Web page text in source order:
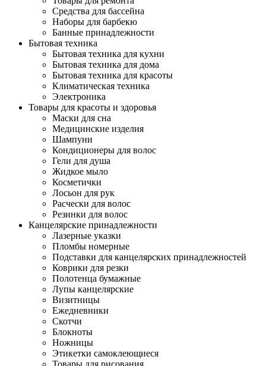
Средства для бассейна
Наборы для барбекю
Банные принадлежности
Бытовая техника
Бытовая техника для кухни
Бытовая техника для дома
Бытовая техника для красоты
Климатическая техника
Электроника
Товары для красоты и здоровья
Маски для сна
Медицинские изделия
Шампуни
Кондиционеры для волос
Гели для душа
Жидкое мыло
Косметички
Лосьон для рук
Расчески для волос
Резинки для волос
Канцелярские принадлежности
Лазерные указки
Пломбы номерные
Подставки для канцелярских принадлежностей
Коврики для резки
Полотенца бумажные
Лупы канцелярские
Визитницы
Ежедневники
Скотчи
Блокноты
Ножницы
Этикетки самоклеющиеся
Товары для рисования